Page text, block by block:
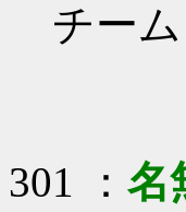
チー
301 ： 名